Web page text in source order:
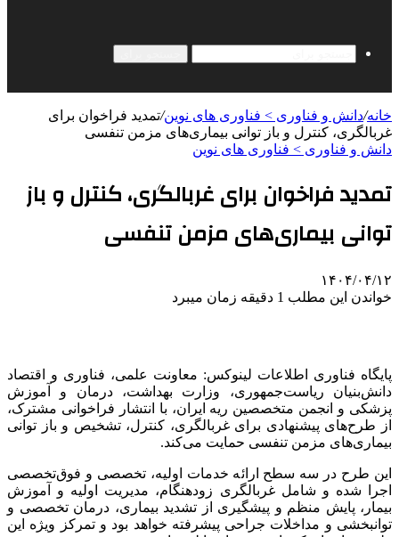
خانه/دانش و فناوری > فناوری های نوین/تمدید فراخوان برای
غربالگری، کنترل و باز توانی بیماری‌های مزمن تنفسی
دانش و فناوری > فناوری های نوین
تمدید فراخوان برای غربالگری، کنترل و باز
توانی بیماری‌های مزمن تنفسی
۱۴۰۴/۰۴/۱۲
خواندن این مطلب 1 دقیقه زمان میبرد
پایگاه فناوری اطلاعات لینوکس: معاونت علمی، فناوری و اقتصاد
دانش‌بنیان ریاست‌جمهوری، وزارت بهداشت، درمان و آموزش
پزشکی و انجمن متخصصین ریه ایران، با انتشار فراخوانی مشترک،
از طرح‌های پیشنهادی برای غربالگری، کنترل، تشخیص و باز توانی
بیماری‌های مزمن تنفسی حمایت می‌کند.
این طرح در سه سطح ارائه خدمات اولیه، تخصصی و فوق‌تخصصی
اجرا شده و شامل غربالگری زودهنگام، مدیریت اولیه و آموزش
بیمار، پایش منظم و پیشگیری از تشدید بیماری، درمان تخصصی و
توانبخشی و مداخلات جراحی پیشرفته خواهد بود و تمرکز ویژه این